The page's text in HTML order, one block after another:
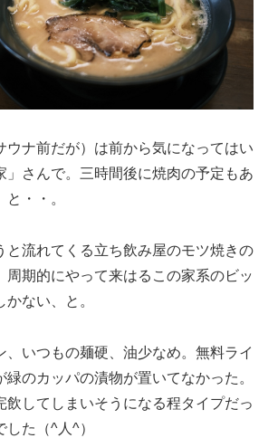
ウナ前だが）は前から気になってはい
」さんで。三時間後に焼肉の予定もあ
・・。
と流れてくる立ち飲み屋のモツ焼きの
周期的にやって来はるこの家系のビッ
ない、と。
、いつもの麺硬、油少なめ。無料ライ
緑のカッパの漬物が置いてなかった。
飲してしまいそうになる程タイプだっ
た（^人^）